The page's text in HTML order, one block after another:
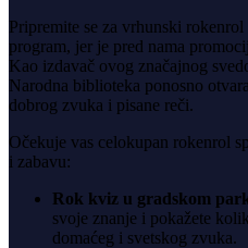
Pripremite se za vrhunski
program, jer je pred nama
Kao izdavač ovog značajnog
Narodna biblioteka ponosno
dobrog zvuka i pisane reči.
Očekuje vas celokupan rokenrol
i zabavu:
Rok kviz u gradskom
svoje znanje i pokažete
domaćeg i svetskog zvuka.